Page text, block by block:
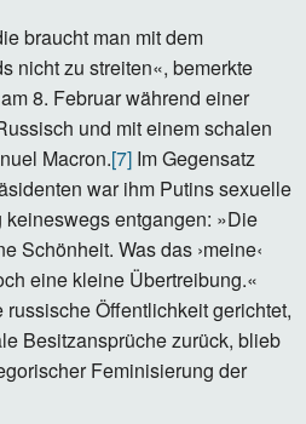
braucht man mit dem
nicht zu streiten«, bemerkte
8. Februar während einer
und mit einem schalen
Macron.[7] Im Gegensatz
war ihm Putins sexuelle
entgangen: »Die
Schönheit. Was das ›meine‹
eine kleine Übertreibung.«
Öffentlichkeit gerichtet,
Besitzansprüche zurück, blieb
Feminisierung der